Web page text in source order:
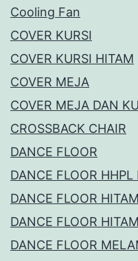
Cooling Fan
COVER KURSI
COVER KURSI HITAM
COVER MEJA
COVER MEJA DAN
CROSSBACK CHAIR
DANCE FLOOR
DANCE FLOOR
DANCE FLOOR HITAM
DANCE FLOOR
DANCE FLOOR